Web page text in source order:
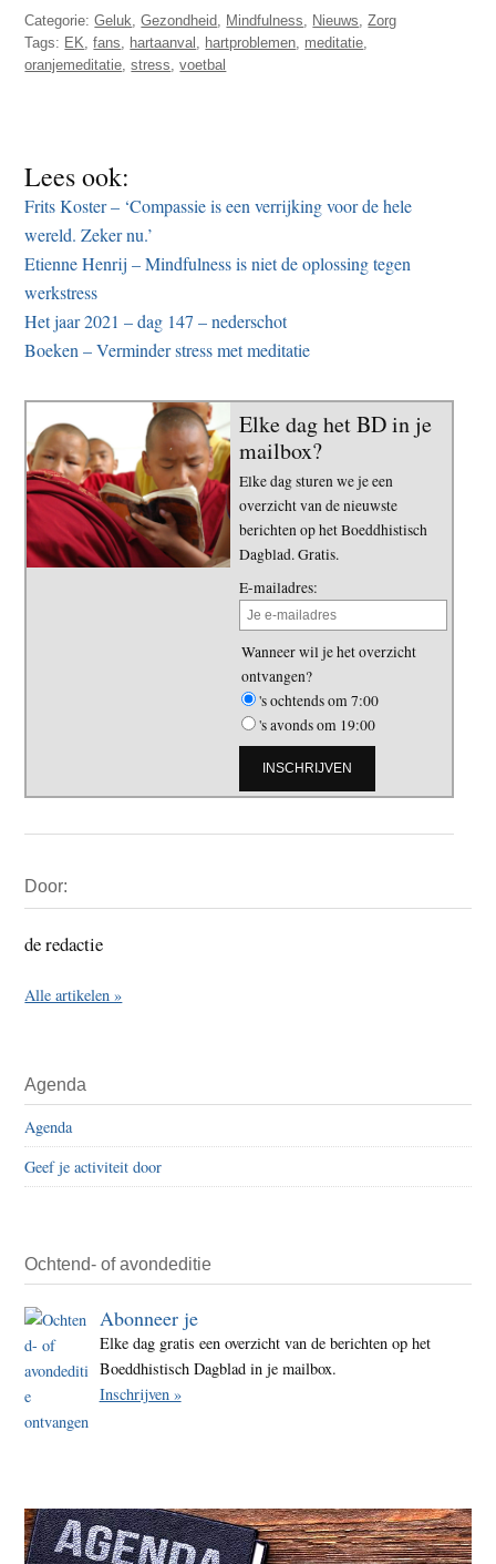
Categorie:Geluk,Gezondheid, Mindfulness, Nieuws,Zorg
Tags: EK,fans, hartaanval , hartproblemen, meditatie,
oranjemeditatie,stress,voetbal
Lees ook:
Frits Koster – ‘Compassie is een verrijking voor de hele
wereld. Zeker nu.’
Etienne Henrij – Mindfulness is niet de oplossing tegen
werkstress
Het jaar 2021 – dag 147 – nederschot
Boeken – Verminder stress met meditatie
Elke dag het BD in je
mailbox?
Elke dag sturen we je een
overzicht van de nieuwste
berichten op het Boeddhistisch
Dagblad. Gratis.
E-mailadres:
Wanneer wil je het overzicht
ontvangen?
's ochtends om 7:00
's avonds om 19:00
Sidebar
Door:
de redactie
Alle artikelen »
Agenda
Agenda
Geef je activiteit door
Ochtend- of avondeditie
Abonneer je
Elke dag gratis een overzicht van de berichten op het
Boeddhistisch Dagblad in je mailbox.
Inschrijven »